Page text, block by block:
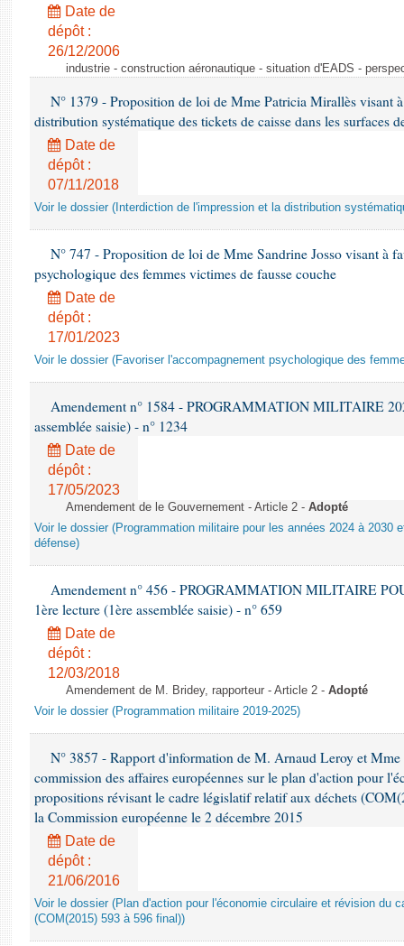
Date de
dépôt :
26/12/2006
industrie - construction aéronautique - situation d'EADS -
N° 1379 - Proposition de loi de Mme Patricia Mirallès visant
distribution systématique des tickets de caisse dans les surfaces
Date de
dépôt :
07/11/2018
Voir le dossier (Interdiction de l'impression et la distribution
N° 747 - Proposition de loi de Mme Sandrine Josso visant à
psychologique des femmes victimes de fausse couche
Date de
dépôt :
17/01/2023
Voir le dossier (Favoriser l'accompagnement psychologique des
Amendement n° 1584 - PROGRAMMATION MILITAIRE
assemblée saisie) - n° 1234
Date de
dépôt :
17/05/2023
Amendement de le Gouvernement - Article 2 - Adopté
Voir le dossier (Programmation militaire pour les années 2024 à 2030
défense)
Amendement n° 456 - PROGRAMMATION MILITAIRE
1ère lecture (1ère assemblée saisie) - n° 659
Date de
dépôt :
12/03/2018
Amendement de M. Bridey, rapporteur - Article 2 - Adopté
Voir le dossier (Programmation militaire 2019-2025)
N° 3857 - Rapport d'information de M. Arnaud Leroy et Mme
commission des affaires européennes sur le plan d'action pour
propositions révisant le cadre législatif relatif aux déchets
la Commission européenne le 2 décembre 2015
Date de
dépôt :
21/06/2016
Voir le dossier (Plan d'action pour l'économie circulaire et révision du
(COM(2015) 593 à 596 final))